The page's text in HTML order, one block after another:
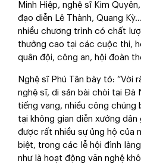
Minh Hiệp, nghệ sĩ Kim
đạo diễn Lê Thành, Quang
nhiều chương trình có chất
thưởng cao tại các cuộc thi,
quân đội, công an, hội đoàn
Nghệ sĩ Phú Tân bày tỏ: “Với
nghệ sĩ, di sản bài chòi tại Đà
tiếng vang, nhiều công chúng
tại không gian diễn xướng dân
được rất nhiều sự ủng hộ của
biệt, trong các lễ hội đình
như là hoạt động văn nghệ